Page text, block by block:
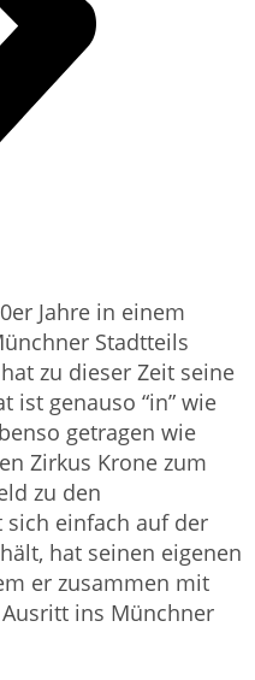
Jahre in einem
Stadtteils
zu dieser Zeit seine
ist genauso “in” wie
getragen wie
Zirkus Krone zum
zu den
einfach auf der
hat seinen eigenen
er zusammen mit
ins Münchner